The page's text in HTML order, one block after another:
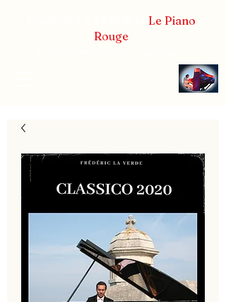
Le Piano
Rouge